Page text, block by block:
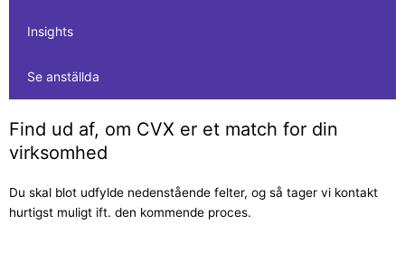
Insights
Se anställda
Find ud af, om CVX er et match for din
virksomhed
Du skal blot udfylde nedenstående felter, og så tager vi kontakt
hurtigst muligt ift. den kommende proces.